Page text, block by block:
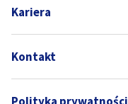
Kariera
Kontakt